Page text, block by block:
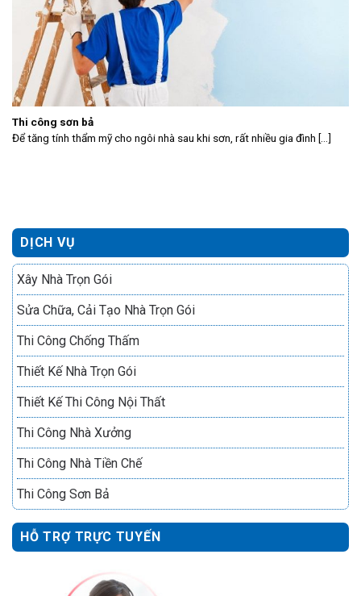
Thi công sơn bả
Để tăng tính thẩm mỹ cho ngôi nhà sau khi sơn, rất nhiều gia đình [...]
DỊCH VỤ
Xây Nhà Trọn Gói
Sửa Chữa, Cải Tạo Nhà Trọn Gói
Thi Công Chống Thấm
Thiết Kế Nhà Trọn Gói
Thiết Kế Thi Công Nội Thất
Thi Công Nhà Xưởng
Thi Công Nhà Tiền Chế
Thi Công Sơn Bả
HỖ TRỢ TRỰC TUYẾN